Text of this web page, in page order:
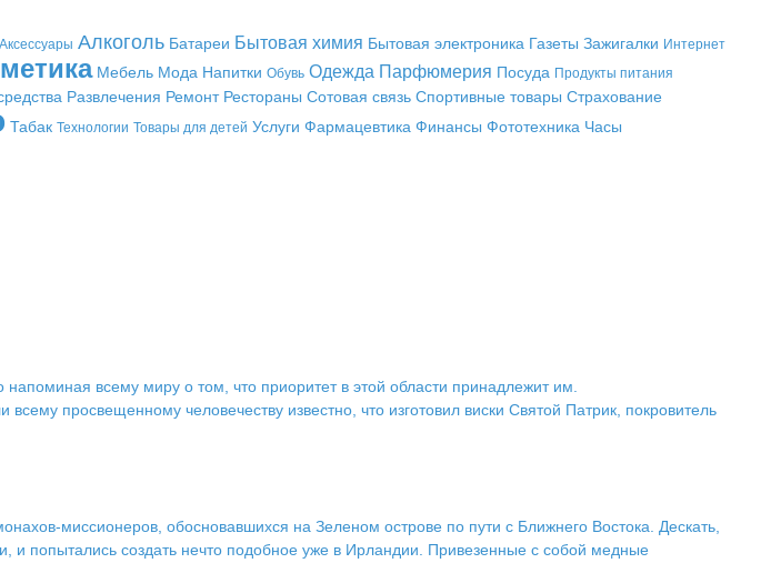
Аксессуары Алкоголь Батареи Бытовая химия Бытовая электроника Газеты Зажигалки Интернет
Мебель Мода Напитки Обувь Одежда Парфюмерия Посуда Продукты питания
Развлечения Ремонт Рестораны Сотовая связь Спортивные товары Страхование
Табак Технологии Товары для детей Услуги Фармацевтика Финансы Фототехника Часы
всему миру о том, что приоритет в этой области принадлежит им.
просвещенному человечеству известно, что изготовил виски Святой Патрик, покровитель
миссионеров, обосновавшихся на Зеленом острове по пути с Ближнего Востока. Дескать,
и попытались создать нечто подобное уже в Ирландии. Привезенные с собой медные